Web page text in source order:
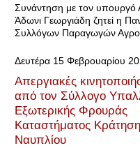
Συνάντηση με τον υπουργό
Άδωνι Γεωργιάδη ζητεί η
Συλλόγων Παραγωγών
Δευτέρα 15 Φεβρουαρίου
Απεργιακές
από τον Σύλλογο
Εξωτερικής Φρουράς
Καταστήματος
Ναυπλίου